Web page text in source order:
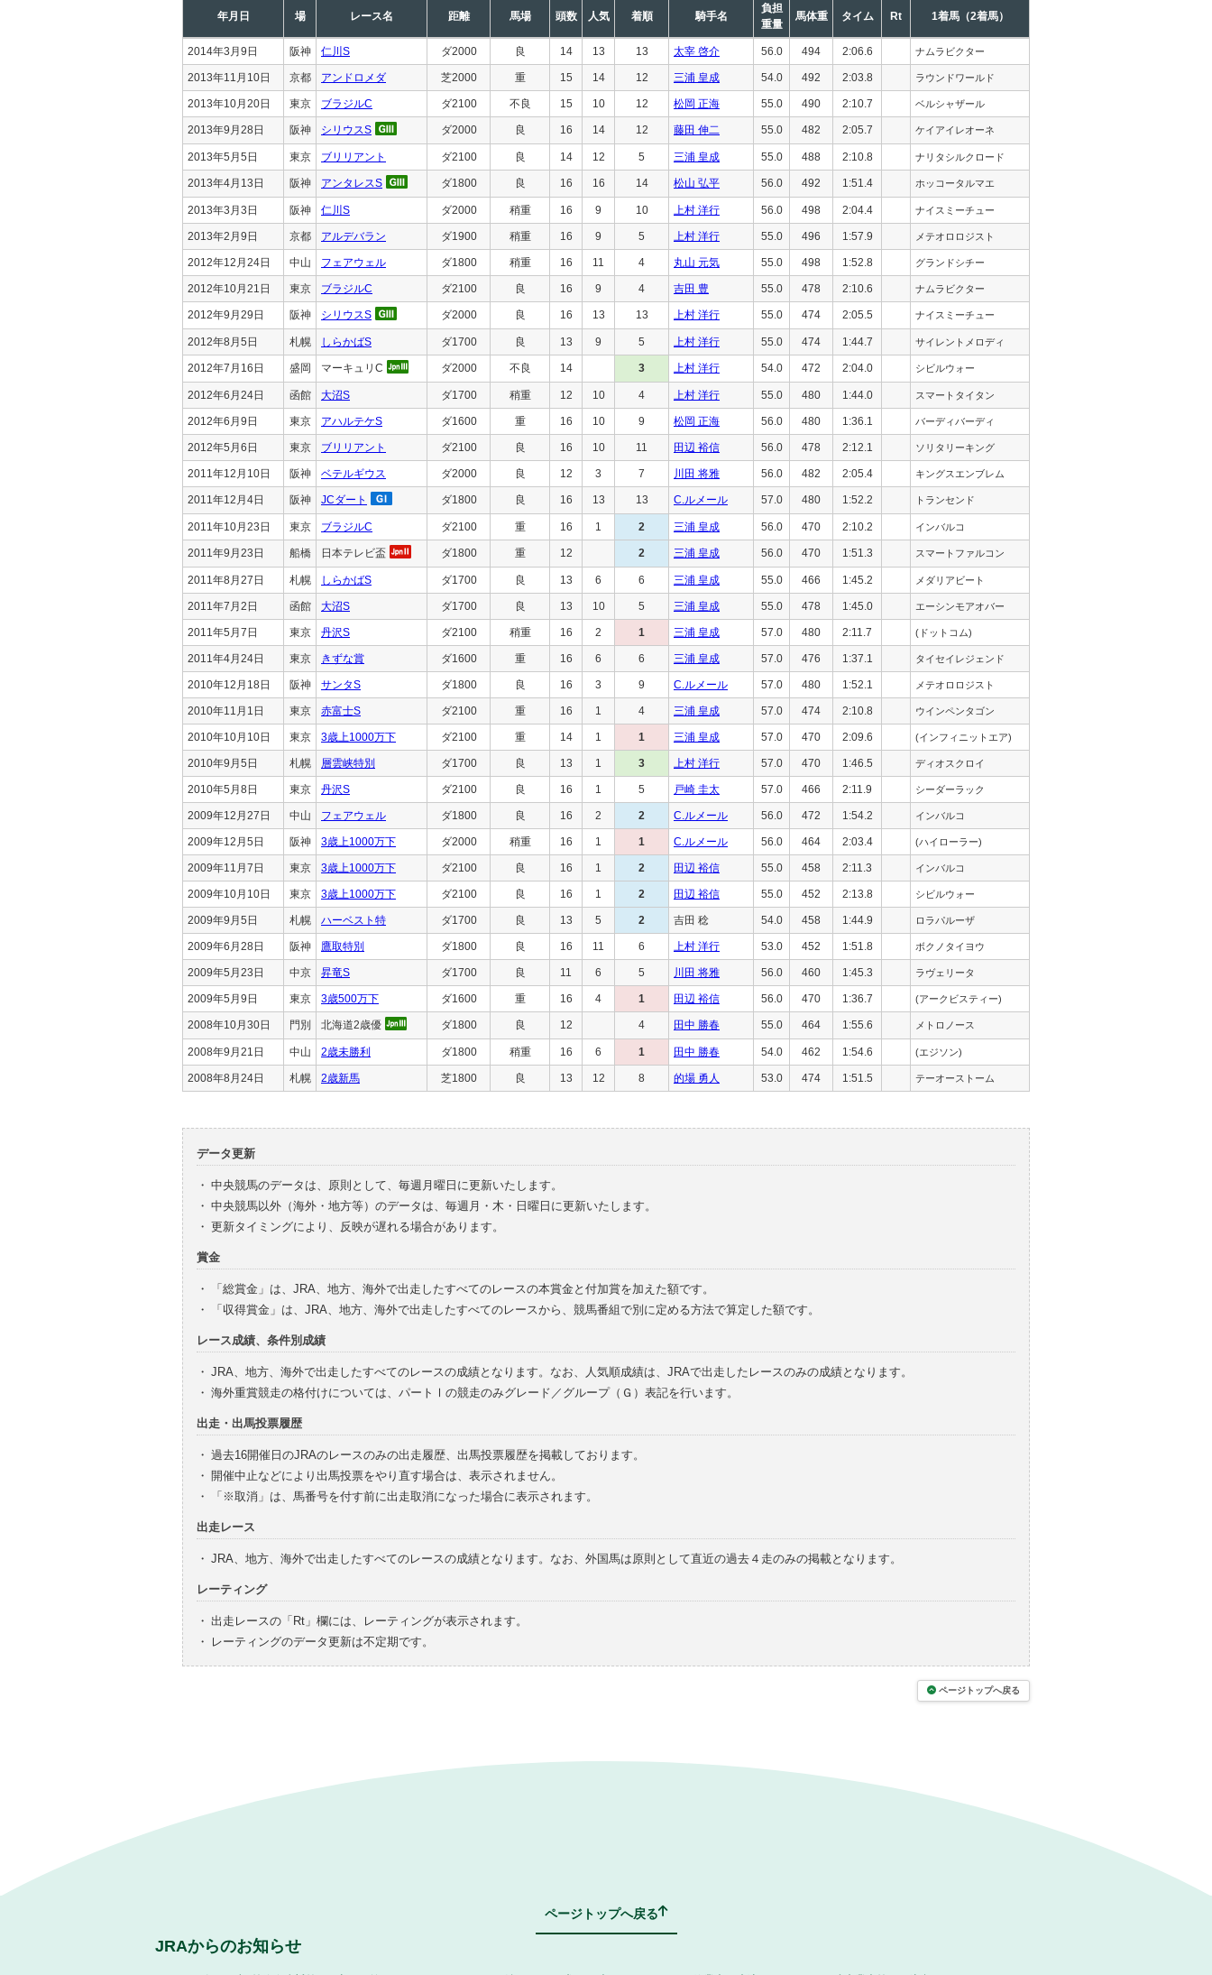
年月日 場 レース名 距離 馬場 頭数 人気 着順 騎手名
負担
重量
馬体重 タイム Rt 1着馬（2着馬）
2014年3月9日 阪神 仁川S ダ2000 良 14 13 13 太宰 啓介 56.0 494 2:06.6 ナムラビクター
2013年11月10日 京都 アンドロメダ 芝2000 重 15 14 12 三浦 皇成 54.0 492 2:03.8 ラウンドワールド
2013年10月20日 東京 ブラジルC ダ2100 不良 15 10 12 松岡 正海 55.0 490 2:10.7 ベルシャザール
2013年9月28日 阪神 シリウスS ダ2000 良 16 14 12 藤田 伸二 55.0 482 2:05.7 ケイアイレオーネ
2013年5月5日 東京 ブリリアント ダ2100 良 14 12 5 三浦 皇成 55.0 488 2:10.8 ナリタシルクロード
2013年4月13日 阪神 アンタレスS ダ1800 良 16 16 14 松山 弘平 56.0 492 1:51.4 ホッコータルマエ
2013年3月3日 阪神 仁川S ダ2000 稍重 16 9 10 上村 洋行 56.0 498 2:04.4 ナイスミーチュー
2013年2月9日 京都 アルデバラン ダ1900 稍重 16 9 5 上村 洋行 55.0 496 1:57.9 メテオロロジスト
2012年12月24日 中山 フェアウェル ダ1800 稍重 16 11 4 丸山 元気 55.0 498 1:52.8 グランドシチー
2012年10月21日 東京 ブラジルC ダ2100 良 16 9 4 吉田 豊 55.0 478 2:10.6 ナムラビクター
2012年9月29日 阪神 シリウスS ダ2000 良 16 13 13 上村 洋行 55.0 474 2:05.5 ナイスミーチュー
2012年8月5日 札幌 しらかばS ダ1700 良 13 9 5 上村 洋行 55.0 474 1:44.7 サイレントメロディ
2012年7月16日 盛岡 マーキュリC ダ2000 不良 14 3 上村 洋行 54.0 472 2:04.0 シビルウォー
2012年6月24日 函館 大沼S ダ1700 稍重 12 10 4 上村 洋行 55.0 480 1:44.0 スマートタイタン
2012年6月9日 東京 アハルテケS ダ1600 重 16 10 9 松岡 正海 56.0 480 1:36.1 バーディバーディ
2012年5月6日 東京 ブリリアント ダ2100 良 16 10 11 田辺 裕信 56.0 478 2:12.1 ソリタリーキング
2011年12月10日 阪神 ベテルギウス ダ2000 良 12 3 7 川田 将雅 56.0 482 2:05.4 キングスエンブレム
2011年12月4日 阪神 JCダート ダ1800 良 16 13 13 C.ルメール 57.0 480 1:52.2 トランセンド
2011年10月23日 東京 ブラジルC ダ2100 重 16 1 2 三浦 皇成 56.0 470 2:10.2 インバルコ
2011年9月23日 船橋 日本テレビ盃 ダ1800 重 12 2 三浦 皇成 56.0 470 1:51.3 スマートファルコン
2011年8月27日 札幌 しらかばS ダ1700 良 13 6 6 三浦 皇成 55.0 466 1:45.2 メダリアビート
2011年7月2日 函館 大沼S ダ1700 良 13 10 5 三浦 皇成 55.0 478 1:45.0 エーシンモアオバー
2011年5月7日 東京 丹沢S ダ2100 稍重 16 2 1 三浦 皇成 57.0 480 2:11.7 (ドットコム)
2011年4月24日 東京 きずな賞 ダ1600 重 16 6 6 三浦 皇成 57.0 476 1:37.1 タイセイレジェンド
2010年12月18日 阪神 サンタS ダ1800 良 16 3 9 C.ルメール 57.0 480 1:52.1 メテオロロジスト
2010年11月1日 東京 赤富士S ダ2100 重 16 1 4 三浦 皇成 57.0 474 2:10.8 ウインペンタゴン
2010年10月10日 東京 3歳上1000万下 ダ2100 重 14 1 1 三浦 皇成 57.0 470 2:09.6 (インフィニットエア)
2010年9月5日 札幌 層雲峡特別 ダ1700 良 13 1 3 上村 洋行 57.0 470 1:46.5 ディオスクロイ
2010年5月8日 東京 丹沢S ダ2100 良 16 1 5 戸崎 圭太 57.0 466 2:11.9 シーダーラック
2009年12月27日 中山 フェアウェル ダ1800 良 16 2 2 C.ルメール 56.0 472 1:54.2 インバルコ
2009年12月5日 阪神 3歳上1000万下 ダ2000 稍重 16 1 1 C.ルメール 56.0 464 2:03.4 (ハイローラー)
2009年11月7日 東京 3歳上1000万下 ダ2100 良 16 1 2 田辺 裕信 55.0 458 2:11.3 インバルコ
2009年10月10日 東京 3歳上1000万下 ダ2100 良 16 1 2 田辺 裕信 55.0 452 2:13.8 シビルウォー
2009年9月5日 札幌 ハーベスト特 ダ1700 良 13 5 2 吉田 稔 54.0 458 1:44.9 ロラパルーザ
2009年6月28日 阪神 鷹取特別 ダ1800 良 16 11 6 上村 洋行 53.0 452 1:51.8 ボクノタイヨウ
2009年5月23日 中京 昇竜S ダ1700 良 11 6 5 川田 将雅 56.0 460 1:45.3 ラヴェリータ
2009年5月9日 東京 3歳500万下 ダ1600 重 16 4 1 田辺 裕信 56.0 470 1:36.7 (アークビスティー)
2008年10月30日 門別 北海道2歳優 ダ1800 良 12 4 田中 勝春 55.0 464 1:55.6 メトロノース
2008年9月21日 中山 2歳未勝利 ダ1800 稍重 16 6 1 田中 勝春 54.0 462 1:54.6 (エジソン)
2008年8月24日 札幌 2歳新馬 芝1800 良 13 12 8 的場 勇人 53.0 474 1:51.5 テーオーストーム
データ更新
・ 中央競馬のデータは、原則として、毎週月曜日に更新いたします。
・ 中央競馬以外（海外・地方等）のデータは、毎週月・木・日曜日に更新いたします。
・ 更新タイミングにより、反映が遅れる場合があります。
賞金
・
「総賞金」は、JRA、地方、海外で出走したすべてのレースの本賞金と付加賞を加えた額です。
・
「収得賞金」は、JRA、地方、海外で出走したすべてのレースから、競馬番組で別に定める方法で算定した額です。
レース成績、条件別成績
・ JRA、地方、海外で出走したすべてのレースの成績となります。なお、人気順成績は、JRAで出走したレースのみの成績となります。
・ 海外重賞競走の格付けについては、パートⅠの競走のみグレード／グループ（Ｇ）表記を行います。
出走・出馬投票履歴
・ 過去16開催日のJRAのレースのみの出走履歴、出馬投票履歴を掲載しております。
・ 開催中止などにより出馬投票をやり直す場合は、表示されません。
・
「※取消」は、馬番号を付す前に出走取消になった場合に表示されます。
出走レース
・ JRA、地方、海外で出走したすべてのレースの成績となります。なお、外国馬は原則として直近の過去４走のみの掲載となります。
レーティング
・ 出走レースの「Rt」欄には、レーティングが表示されます。
・
レーティングのデータ更新は不定期です。
ページトップへ戻る
ページトップへ戻る
JRAからのお知らせ